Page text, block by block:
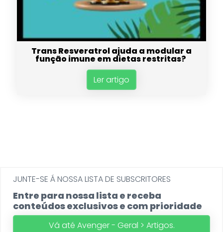
Trans Resveratrol ajuda a modular a
função imune em dietas restritas?
Ler artigo
JUNTE-SE Á NOSSA LISTA DE SUBSCRITORES
Entre para nossa lista e receba
conteúdos exclusivos e com prioridade
Vá até Avenger - Geral > Artigos.